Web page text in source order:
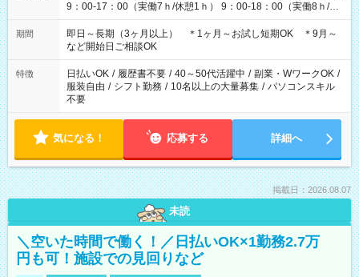
9：00-17：00（実働7ｈ/休憩1ｈ） 9：00-18：00（実働8ｈ/休
憩1ｈ） 10：00-19：00（実働8ｈ/休憩1ｈ） ●朝ゆっくり派
11：00-20：00（実働8ｈ/休憩1ｈ） 12：00-20：00（実働7ｈ/
休憩1ｈ） 12：00-21：00（実働8ｈ/休憩1ｈ） 13：00-22：
00（実働8ｈ/休憩1ｈ） ＊時間帯固定OK
期間
即日～長期（3ヶ月以上） ＊1ヶ月～お試し短期OK ＊9月～
など開始日ご相談OK
特徴 日払いOK / 履歴書不要 / 40～50代活躍中 / 副業・WワークOK /
服装自由 / シフト勤務 / 10名以上の大量募集 / パソコンスキル
不要
気になる！ 応募する 詳細へ
掲載日：2026.08.07
未読
＼空いた時間で働く！／日払いOK×1勤務2.7万
円も可！施設での見回りなど